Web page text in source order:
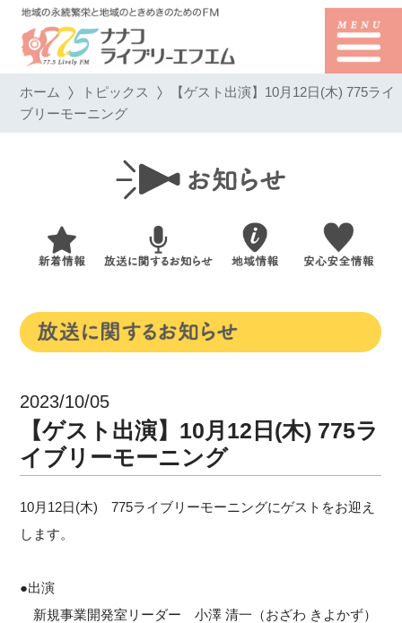
ホーム トピックス 【ゲスト出演】10月12日(木) 775ライ
ブリーモーニング
2023/10/05
【ゲスト出演】10月12日(木) 775ラ
イブリーモーニング
10月12日(木) 775ライブリーモーニングにゲストをお迎え
します。
●出演
新規事業開発室リーダー 小澤 清一（おざわ きよかず）